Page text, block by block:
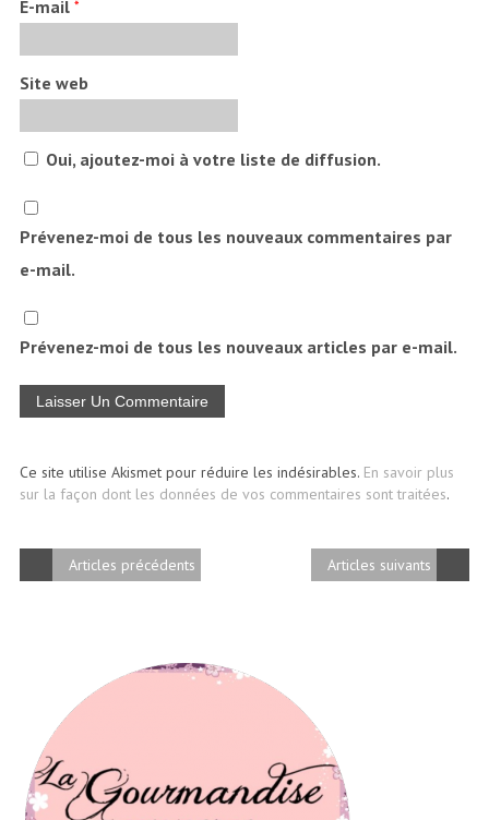
E-mail *
Site web
Oui, ajoutez-moi à votre liste de diffusion.
Prévenez-moi de tous les nouveaux commentaires par
e-mail.
Prévenez-moi de tous les nouveaux articles par e-mail.
Ce site utilise Akismet pour réduire les indésirables. En savoir plus
sur la façon dont les données de vos commentaires sont traitées.
Articles suivants
Articles précédents